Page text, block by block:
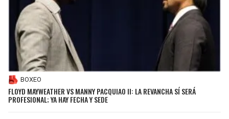
BOXEO
FLOYD MAYWEATHER VS MANNY PACQUIAO II: LA REVANCHA SÍ SERÁ
PROFESIONAL; YA HAY FECHA Y SEDE